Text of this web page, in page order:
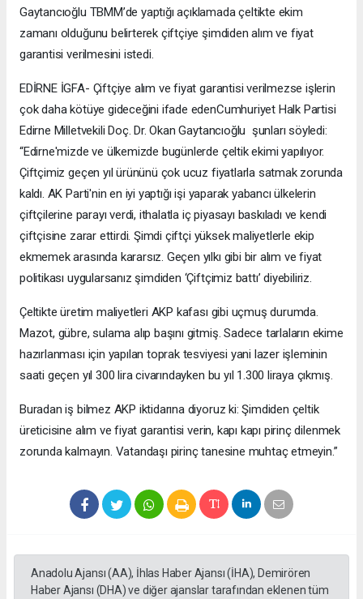
Gaytancıoğlu TBMM’de yaptığı açıklamada çeltikte ekim
zamanı olduğunu belirterek çiftçiye şimdiden alım ve fiyat
garantisi verilmesini istedi.
EDİRNE İGFA- Çiftçiye alım ve fiyat garantisi verilmezse işlerin
çok daha kötüye gideceğini ifade edenCumhuriyet Halk Partisi
Edirne Milletvekili Doç. Dr. Okan Gaytancıoğlu şunları söyledi:
“Edirne'mizde ve ülkemizde bugünlerde çeltik ekimi yapılıyor.
Çiftçimiz geçen yıl ürününü çok ucuz fiyatlarla satmak zorunda
kaldı. AK Parti'nin en iyi yaptığı işi yaparak yabancı ülkelerin
çiftçilerine parayı verdi, ithalatla iç piyasayı baskıladı ve kendi
çiftçisine zarar ettirdi. Şimdi çiftçi yüksek maliyetlerle ekip
ekmemek arasında kararsız. Geçen yılkı gibi bir alım ve fiyat
politikası uygularsanız şimdiden ‘Çiftçimiz battı’ diyebiliriz.
Çeltikte üretim maliyetleri AKP kafası gibi uçmuş durumda.
Mazot, gübre, sulama alıp başını gitmiş. Sadece tarlaların ekime
hazırlanması için yapılan toprak tesviyesi yani lazer işleminin
saati geçen yıl 300 lira civarındayken bu yıl 1.300 liraya çıkmış.
Buradan iş bilmez AKP iktidarına diyoruz ki: Şimdiden çeltik
üreticisine alım ve fiyat garantisi verin, kapı kapı pirinç dilenmek
zorunda kalmayın. Vatandaşı pirinç tanesine muhtaç etmeyin.”
Anadolu Ajansı (AA), İhlas Haber Ajansı (İHA), Demirören
Haber Ajansı (DHA) ve diğer ajanslar tarafından eklenen tüm